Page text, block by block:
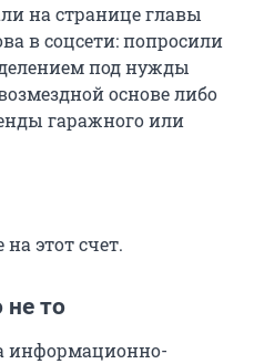
на странице главы
в соцсети: попросили
под нужды
основе либо
гаражного или
этот счет.
то
информационно-